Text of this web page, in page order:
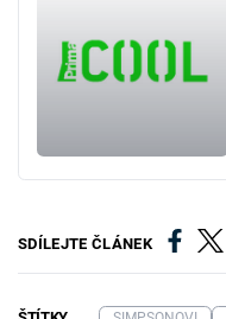
SDÍLEJTE ČLÁNEK